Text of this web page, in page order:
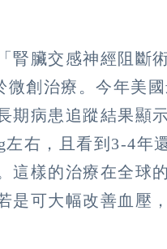
腎臟交感神經阻斷
創治療。今年美
期病患追蹤結果顯
右，且看到3-4年
這樣的治療在全球
是可大幅改善血壓